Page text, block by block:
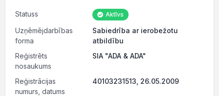
Statuss Aktīvs
Uzņēmējdarbības
forma
Sabiedrība ar ierobežotu
atbildību
Reģistrēts
nosaukums
SIA "ADA & ADA"
Reģistrācijas
numurs, datums
40103231513, 26.05.2009